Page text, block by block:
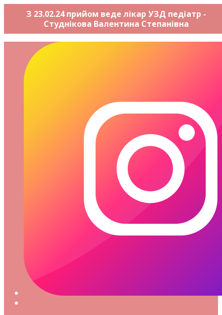
З 23.02.24 прийом веде лікар УЗД педіатр -
Студнікова Валентина Степанівна